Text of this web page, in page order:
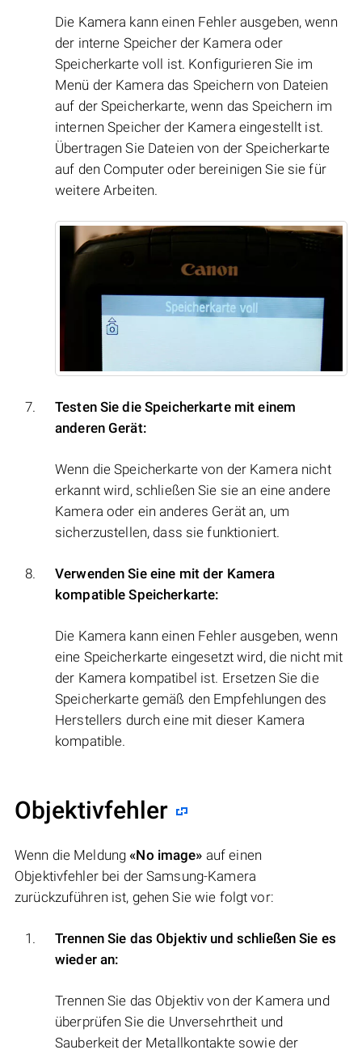
Die Kamera kann einen Fehler ausgeben, wenn
der interne Speicher der Kamera oder
Speicherkarte voll ist. Konfigurieren Sie im
Menü der Kamera das Speichern von Dateien
auf der Speicherkarte, wenn das Speichern im
internen Speicher der Kamera eingestellt ist.
Übertragen Sie Dateien von der Speicherkarte
auf den Computer oder bereinigen Sie sie für
weitere Arbeiten.
Testen Sie die Speicherkarte mit einem
anderen Gerät:
Wenn die Speicherkarte von der Kamera nicht
erkannt wird, schließen Sie sie an eine andere
Kamera oder ein anderes Gerät an, um
sicherzustellen, dass sie funktioniert.
Verwenden Sie eine mit der Kamera
kompatible Speicherkarte:
Die Kamera kann einen Fehler ausgeben, wenn
eine Speicherkarte eingesetzt wird, die nicht mit
der Kamera kompatibel ist. Ersetzen Sie die
Speicherkarte gemäß den Empfehlungen des
Herstellers durch eine mit dieser Kamera
kompatible.
Objektivfehler
Wenn die Meldung«No image» auf einen
Objektivfehler bei der Samsung-Kamera
zurückzuführen ist, gehen Sie wie folgt vor:
Trennen Sie das Objektiv und schließen Sie es
wieder an:
Trennen Sie das Objektiv von der Kamera und
überprüfen Sie die Unversehrtheit und
Sauberkeit der Metallkontakte sowie der